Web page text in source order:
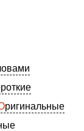
Оригинальные